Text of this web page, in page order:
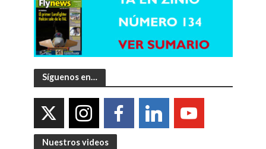
Síguenos en…
Nuestros videos